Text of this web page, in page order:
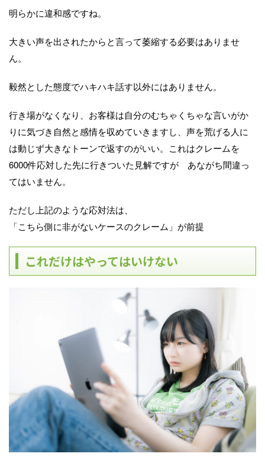
明らかに違和感ですね。
大きい声を出されたからと言って萎縮する必要はありませ
ん。
毅然とした態度でハキハキ話す以外にはありません。
行き場がなくなり、お客様は自分のむちゃくちゃな言いがか
りに気づき自然と感情を収めていきますし、声を荒げる人に
は動じず大きなトーンで返すのがいい。これはクレームを
6000件応対した先に行きついた見解ですが あながち間違っ
てはいません。
ただし上記のような応対法は、
「こちら側に非がないケースのクレーム」が前提
これだけはやってはいけない